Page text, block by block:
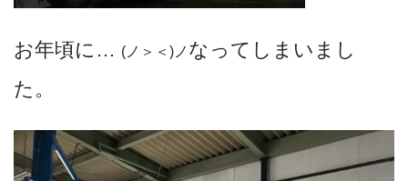
お年頃に… (ノ＞＜)ノ なってしまいまし
た。